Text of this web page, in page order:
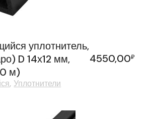
уплотнитель,
D 14х12 мм,
м)
4550,00₽
Уплотнители